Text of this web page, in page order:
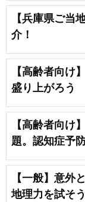
【兵庫県ご当
介！
【高齢者向け
盛り上がろう
【高齢者向け
題。認知症予
【一般】意外
地理力を試そう